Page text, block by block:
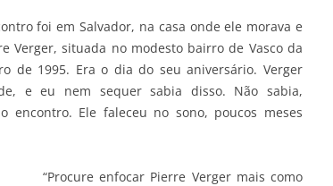
foi em Salvador, na casa onde ele morava e
Verger, situada no modesto bairro de Vasco da
de 1995. Era o dia do seu aniversário. Verger
e eu nem sequer sabia disso. Não sabia,
encontro. Ele faleceu no sono, poucos meses
“Procure enfocar Pierre Verger mais como